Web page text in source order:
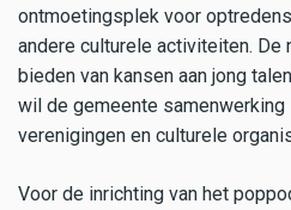
ontmoetingsplek voor
andere culturele activiteiten. De
bieden van kansen aan jong
wil de gemeente
verenigingen en culturele
Voor de inrichting van het